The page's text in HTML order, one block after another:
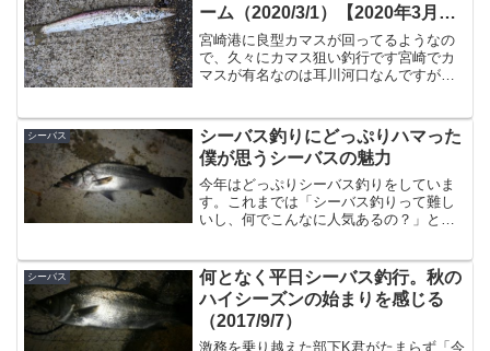
ーム（2020/3/1）【2020年3月釣
行】
宮崎港に良型カマスが回ってるようなの
で、久々にカマス狙い釣行です宮崎でカ
マスが有名なのは耳川河口なんですが、
すが、人が多いのとそんなに釣って
も・・という事もありますので...
シーバス
シーバス釣りにどっぷりハマった
僕が思うシーバスの魅力
今年はどっぷりシーバス釣りをしていま
す。これまでは「シーバス釣りって難し
いし、何でこんなに人気あるの？」と思
そんなシーバスの魅力について。身近な
大物の代表格シーバスはか...
シーバス
何となく平日シーバス釣行。秋の
ハイシーズンの始まりを感じる
（2017/9/7）
激務を乗り越えた部下K君がたまらず「今